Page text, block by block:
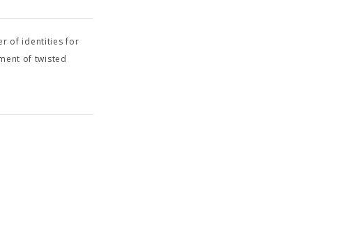
of identities for
of twisted